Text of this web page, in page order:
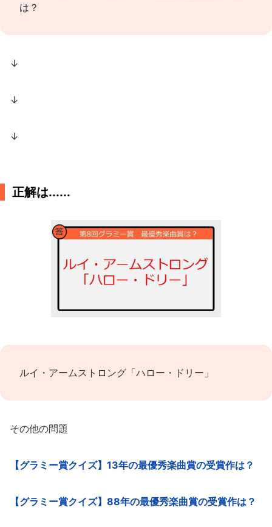
は？
↓
↓
↓
正解は......
ルイ・アームストロング「ハロー・ドリー」
その他の問題
【グラミー賞クイズ】13年の最優秀楽曲賞の受賞作は？
【グラミー賞クイズ】88年の最優秀楽曲賞の受賞作は？